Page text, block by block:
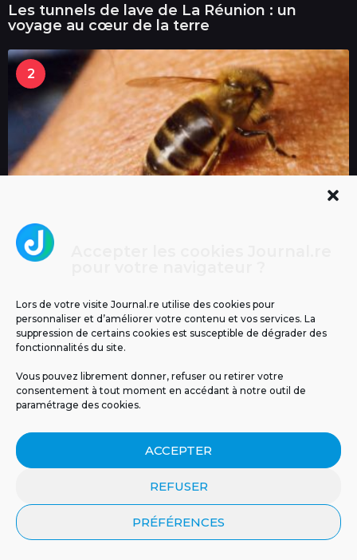
Lors de votre visite Journal.re utilise des cookies pour
personnaliser et d’améliorer votre contenu et vos services. La
suppression de certains cookies est susceptible de dégrader des
fonctionnalités du site.
Vous pouvez librement donner, refuser ou retirer votre
consentement à tout moment en accédant à notre outil de
paramétrage des cookies.
ACCEPTER
REFUSER
PRÉFÉRENCES
Les tunnels de lave de La Réunion : un
voyage au cœur de la terre
2
Un espoir inattendu venu de la nature : en
Australie, le venin d’abeille a détruit un
cancer du sein agressif en une heure
3
Températures glaciales au volcan : -2°C
ressentis ce matin à La Réunion